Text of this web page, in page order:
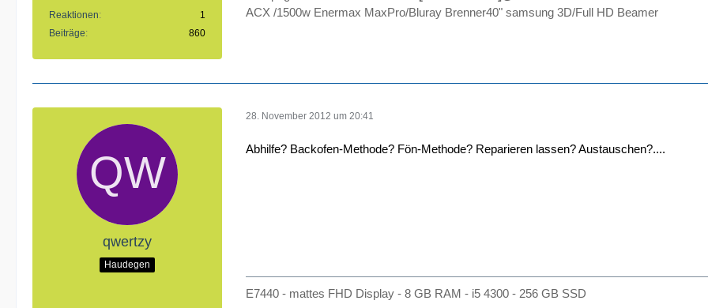
Reaktionen
1
Beiträge
860
ACX /1500w Enermax MaxPro/Bluray Brenner40" samsung 3D/Full HD Beamer
qwertzy
Haudegen
28. November 2012 um 20:41
Abhilfe? Backofen-Methode? Fön-Methode? Reparieren lassen? Austauschen?....
E7440 - mattes FHD Display - 8 GB RAM - i5 4300 - 256 GB SSD